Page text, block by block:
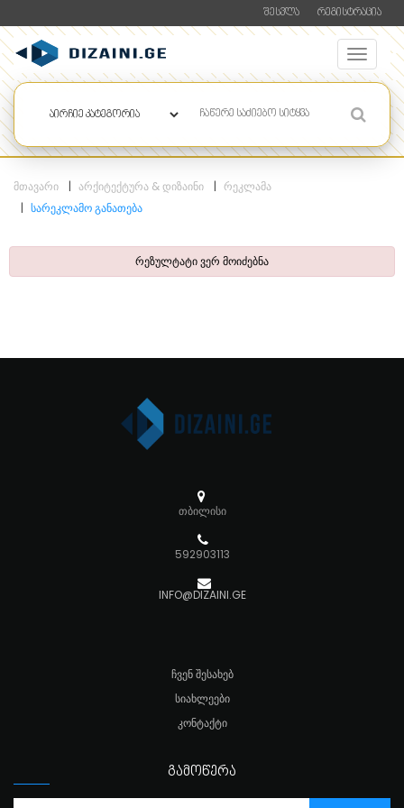
ᲨᲔᲡᲕᲚᲐ ᲠᲔᲒᲘᲡᲢᲠᲐᲪᲘᲐ
ᲛᲗᲐᲕᲐᲠᲘ ᲐᲠᲥᲘᲢᲔᲥᲢᲣᲠᲐ & ᲓᲘᲖᲐᲘᲜᲘ
ᲠᲔᲙᲚᲐᲛᲐ
ᲡᲐᲠᲔᲙᲚᲐᲛᲝ ᲒᲐᲜᲐᲗᲔᲑᲐ
რეზულტატი ვერ მოიძებნა
თბილისი
592903113
INFO@DIZAINI.GE
ᲩᲕᲔᲜ ᲨᲔᲡᲐᲮᲔᲑ
ᲡᲘᲐᲮᲚᲔᲔᲑᲘ
ᲙᲝᲜᲢᲐᲥᲢᲘ
ᲒᲐᲛᲝᲬᲔᲠᲐ